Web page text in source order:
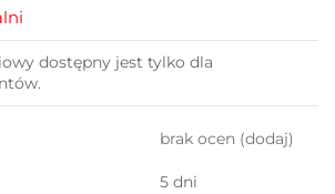
dostępny jest tylko dla
brak ocen (dodaj)
5 dni